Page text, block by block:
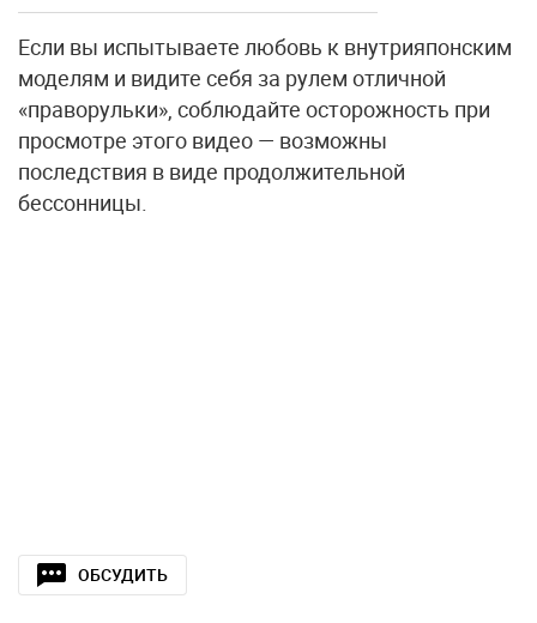
Если вы испытываете любовь к внутрияпонским
моделям и видите себя за рулем отличной
«праворульки», соблюдайте осторожность при
просмотре этого видео — возможны
последствия в виде продолжительной
бессонницы.
ОБСУДИТЬ